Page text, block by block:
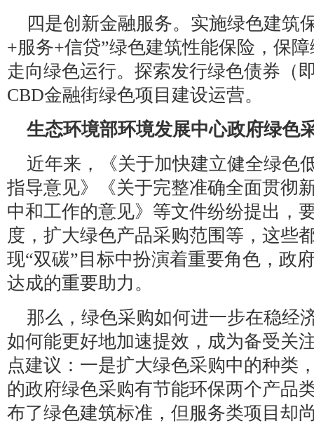
四是创新金融服务。实施绿色建筑
+服务+信贷”绿色建筑性能保险，保
走向绿色运行。探索发行绿色债券（
CBD金融街绿色项目建设运营。
生态环境部环境发展中心政府绿色
近年来，《关于加快建立健全绿色
指导意见》《关于完整准确全面贯彻
中和工作的意见》等文件纷纷提出，
度，扩大绿色产品采购范围等，这些
现“双碳”目标中扮演着重要角色，政
达成的重要助力。
那么，绿色采购如何进一步在稳经
如何能更好地加速提效，成为备受关
点建议：一是扩大绿色采购中的种类
的政府绿色采购有节能环保两个产品
布了绿色建筑标准，但服务类项目却